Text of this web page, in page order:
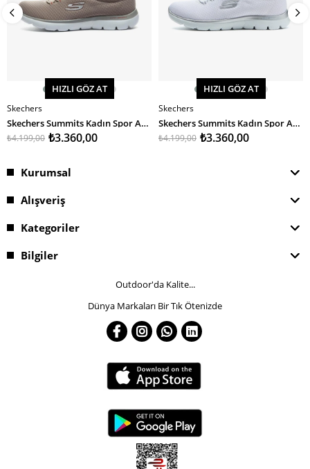
SEPETE EKLE
HIZLI GÖZ AT
Skechers
Skechers Summits Kadın Spor Ayakkabı
₺3.360,00
₺4.199,00
SEPETE EKLE
HIZLI GÖZ AT
Skechers
Skechers Summits Kadın Spor Ayakkabı
₺3.360,00
₺4.199,00
Kurumsal
Alışveriş
Kategoriler
Bilgiler
Outdoor'da Kalite...
Dünya Markaları Bir Tık Ötenizde